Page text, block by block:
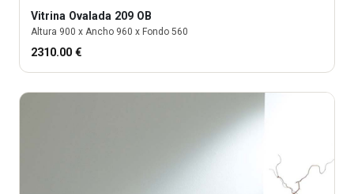
Vitrina Ovalada 209 OB
Altura 900 x Ancho 960 x Fondo 560
2310.00 €